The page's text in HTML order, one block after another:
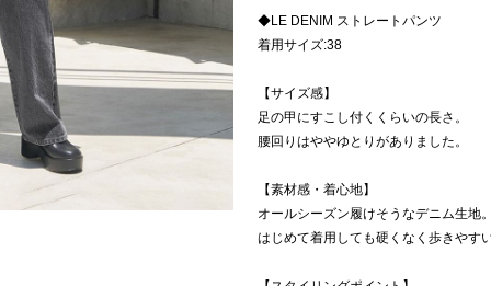
◆LE DENIM ストレートパンツ
着用サイズ:38
【サイズ感】
足の甲にすこし付くくらいの長さ。
腰回りはややゆとりがありました。
【素材感・着心地】
オールシーズン履けそうなデニム生地。
はじめて着用しても硬くなく歩きやす